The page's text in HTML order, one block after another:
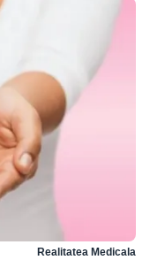
Realitatea Medicala